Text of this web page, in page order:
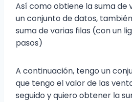
Así como obtiene la suma de
un conjunto de datos,
suma de varias filas (con un
pasos)
A continuación, tengo un
que tengo el valor de las
seguido y quiero obtener la